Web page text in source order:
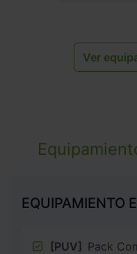
Ver
EQUIPAMIENTO
[PUV] Pack